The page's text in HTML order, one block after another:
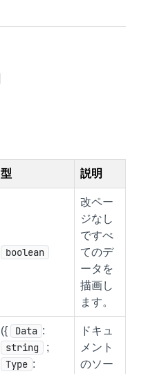
型 説明
boolean
改ペー
ジなし
ですべ
てのデ
ータを
描画し
ます。
({ Data :
string ;
Type :
ドキュ
メント
のソー